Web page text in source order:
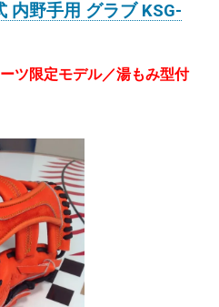
内野手用 グラブ KSG-
ツ限定モデル／湯もみ型付